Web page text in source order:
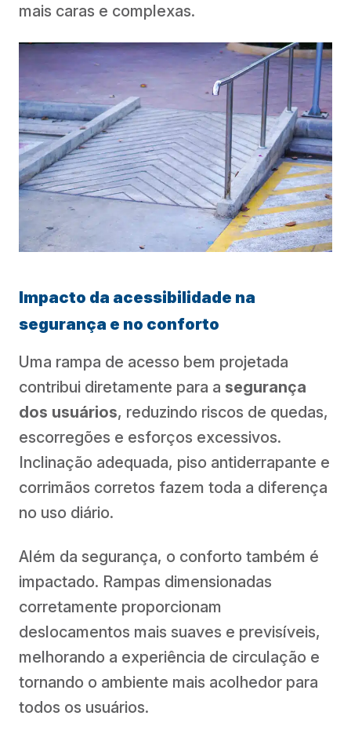
mais caras e complexas.
Impacto da acessibilidade na
segurança e no conforto
Uma rampa de acesso bem projetada
contribui diretamente para a segurança
dos usuários, reduzindo riscos de quedas,
escorregões e esforços excessivos.
Inclinação adequada, piso antiderrapante e
corrimãos corretos fazem toda a diferença
no uso diário.
Além da segurança, o conforto também é
impactado. Rampas dimensionadas
corretamente proporcionam
deslocamentos mais suaves e previsíveis,
melhorando a experiência de circulação e
tornando o ambiente mais acolhedor para
todos os usuários.